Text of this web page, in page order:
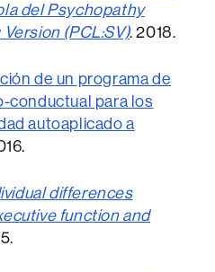
del Psychopathy
(PCL:SV). 2018.
de un programa de
-conductual para los
autoaplicado a
differences
function and